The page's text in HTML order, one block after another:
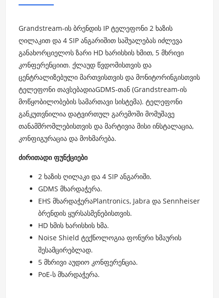
Grandstream-ის ბრენდის IP ტელეფონი 2 ხაზის
ღილაკით და 4 SIP ანგარიშით საშუალებას იძლევა
განახორციელოს ზარი HD ხარისხის ხმით, 5 მხრივი
კონფერენციით. ქლაუდ წვდომისთვის და
ცენტრალიზებული მართვისთვის და მონიტორინგისთვის
ტელეფონი თავსებადიაGDMS-თან (Grandstream-ის
მოწყობილობების სამართავი სისტემა). ტელეფონი
განკუთვნილია დატვირთულ გარემოში მომუშავე
თანამშრომლებისთვის და მარტივია მისი ინსტალაცია,
კონფიგურაცია და მოხმარება.
ძირითადი ფუნქციები
2 ხაზის ღილაკი და 4 SIP ანგარიში.
GDMS მხარდაჭერა.
EHS მხარდაჭერაPlantronics, Jabra და Sennheiser
ბრენდის ყურსასმენებისთვის.
HD ხმის ხარისხის ხმა.
Noise Shield ტექნოლოგია ფონური ხმაურის
შესამცირებლად.
5 მხრივი აუდიო კონფერენცია.
PoE-ს მხარდაჭერა.